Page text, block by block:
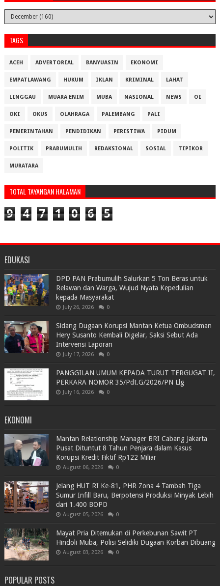
TAGS
ACEH ADVERTORIAL BANYUASIN EKONOMI
EMPATLAWANG HUKUM IKLAN KRIMINAL LAHAT
LINGGAU MUARA ENIM MUBA NASIONAL NEWS OI
OKI OKUS OLAHRAGA PALEMBANG PALI
PEMERINTAHAN PENDIDIKAN PERISTIWA PIDUM
POLITIK PRABUMULIH REDAKSIONAL SOSIAL TIPIKOR
MURATARA
TOTAL TAYANGAN HALAMAN
9 4 7 1 0 6 5
EDUKASI
DPD PAN Prabumulih Salurkan 5 Ton Beras untuk
Relawan dan Warga, Wujud Nyata Kepedulian
kepada Masyarakat
July 26, 2026 0
Sidang Dugaan Korupsi Mantan Ketua Ombudsman
Hery Susanto Kembali Digelar, Saksi Sebut Ada
Intervensi Laporan
July 17, 2026 0
PANGGILAN UMUM KEPADA TURUT TERGUGAT II,
PERKARA NOMOR 35/Pdt.G/2026/PN Llg
July 16, 2026 0
EKONOMI
Mantan Relationship Manager BRI Cabang Jakarta
Pusat Dituntut 8 Tahun Penjara dalam Kasus
Korupsi Kredit Fiktif Rp122 Miliar
August 06, 2026 0
Jelang HUT RI Ke-81, PHR Zona 4 Tambah Tiga
Sumur Infill Baru, Berpotensi Produksi Minyak Lebih
dari 1.400 BOPD
August 05, 2026 0
Mayat Pria Ditemukan di Perkebunan Sawit PT
Hindoli Muba, Polisi Selidiki Dugaan Korban Dibuang
August 03, 2026 0
POPULAR POSTS